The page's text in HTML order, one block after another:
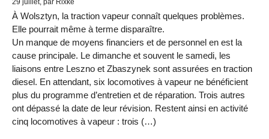
À Wolsztyn, la traction vapeur connaît quelques problèmes.
Elle pourrait même à terme disparaître.
Un manque de moyens financiers et de personnel en est la
cause principale. Le dimanche et souvent le samedi, les
liaisons entre Leszno et Zbaszynek sont assurées en traction
diesel. En attendant, six locomotives à vapeur ne bénéficient
plus du programme d’entretien et de réparation. Trois autres
ont dépassé la date de leur révision. Restent ainsi en activité
cinq locomotives à vapeur : trois (…)